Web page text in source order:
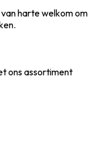
harte welkom om
ons assortiment